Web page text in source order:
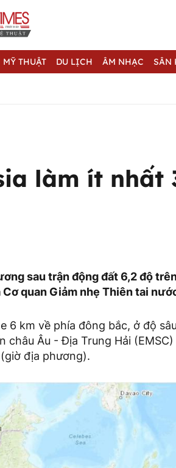
MỸ THUẬT DU LỊCH ÂM NHẠC SÂN
làm ít nhất
sau trận động đất 6,2 độ
quan Giảm nhẹ Thiên tai
6 km về phía đông bắc, ở độ
châu Âu - Địa Trung Hải
địa phương).